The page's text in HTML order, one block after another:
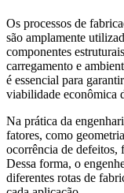
Os processos de
são amplamente
componentes
carregamento e
é essencial para
viabilidade econômica
Na prática da
fatores, como
ocorrência de defeitos,
Dessa forma, o
diferentes rotas de